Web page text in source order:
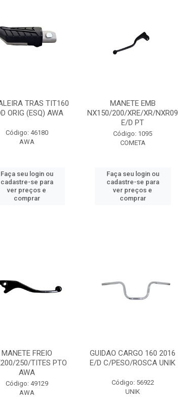
TRAS TIT160
ORIG (ESQ) AWA
Código: 46180
AWA
Faça seu login ou
cadastre-se para
ver preços e
comprar
MANETE EMB
NX150/200/XRE/XR/NXR09
E/D PT
Código: 1095
COMETA
Faça seu login ou
cadastre-se para
ver preços e
comprar
MANETE FREIO
250/TITES PTO
AWA
Código: 49129
AWA
GUIDAO CARGO 160 2016
E/D C/PESO/ROSCA UNIK
Código: 56922
UNIK